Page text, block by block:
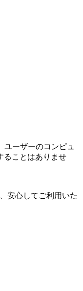
ーザーのコンピュ
ることはありませ
安心してご利用いた